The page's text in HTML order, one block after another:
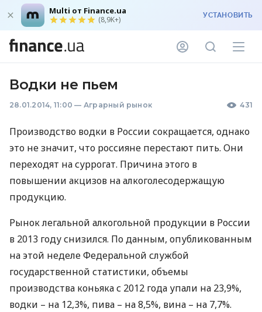
Multi от Finance.ua
(8,9K+) УСТАНОВИТЬ
Водки не пьем
28.01.2014, 11:00 — Аграрный рынок 431
Производство водки в России сокращается, однако
это не значит, что россияне перестают пить. Они
переходят на суррогат. Причина этого в
повышении акцизов на алкоголесодержащую
продукцию.
Рынок легальной алкогольной продукции в России
в 2013 году снизился. По данным, опубликованным
на этой неделе Федеральной службой
государственной статистики, объемы
производства коньяка с 2012 года упали на 23,9%,
водки – на 12,3%, пива – на 8,5%, вина – на 7,7%.